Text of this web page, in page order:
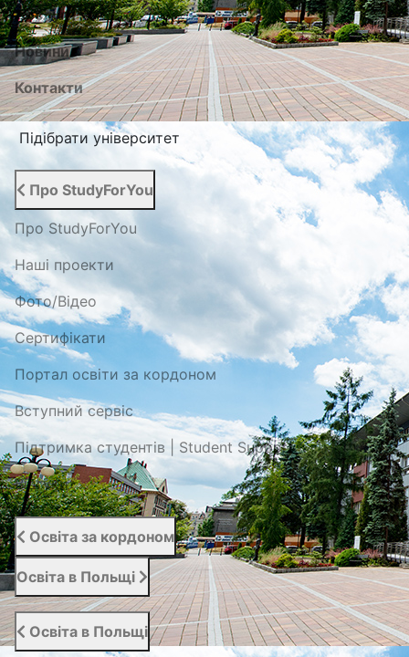
Послуги
Новини
Контакти
Підібрати університет
Про StudyForYou
Про StudyForYou
Наші проекти
Фото/Відео
Сертифікати
Портал освіти за кордоном
Вступний сервіс
Підтримка студентів | Student Support
Відгуки
Освіта за кордоном
Освіта в Польщі
Освіта в Польщі